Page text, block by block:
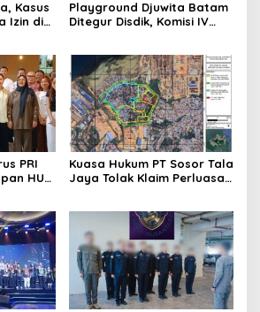
Kasus
Izin di
Playground Djuwita Batam
Ditegur Disdik, Komisi IV
PRI
HUT
Kuasa Hukum PT Sosor Tala
Jaya Tolak Klaim Perluasan